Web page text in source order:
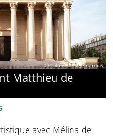
© Collège des Bernardins
Matthieu de
avec Mélina de